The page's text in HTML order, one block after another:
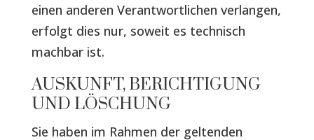
einen anderen Verantwortlichen verlangen,
erfolgt dies nur, soweit es technisch
machbar ist.
AUSKUNFT, BERICHTIGUNG
UND LÖSCHUNG
Sie haben im Rahmen der geltenden